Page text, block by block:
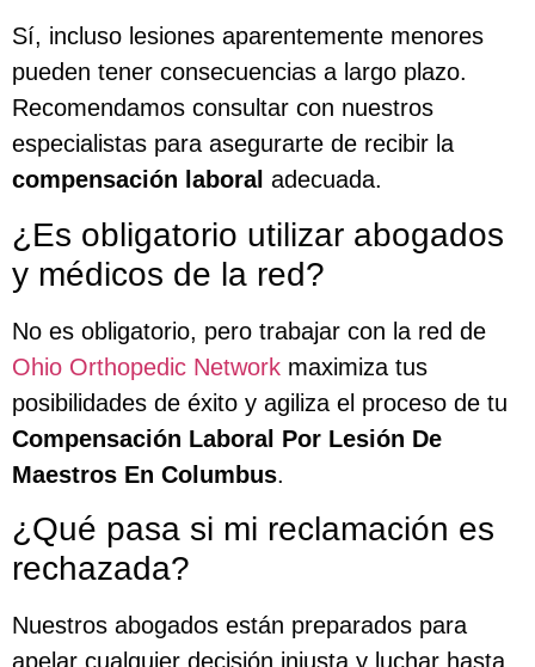
Sí, incluso lesiones aparentemente menores
pueden tener consecuencias a largo plazo.
Recomendamos consultar con nuestros
especialistas para asegurarte de recibir la
compensación laboral adecuada.
¿Es obligatorio utilizar abogados
y médicos de la red?
No es obligatorio, pero trabajar con la red de
Ohio Orthopedic Network maximiza tus
posibilidades de éxito y agiliza el proceso de tu
Compensación Laboral Por Lesión De
Maestros En Columbus.
¿Qué pasa si mi reclamación es
rechazada?
Nuestros abogados están preparados para
apelar cualquier decisión injusta y luchar hasta